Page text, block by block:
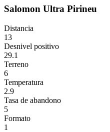
Salomon Ultra Pirineu
Distancia
13
Desnivel positivo
29.1
Terreno
6
Temperatura
2.9
Tasa de abandono
5
Formato
1